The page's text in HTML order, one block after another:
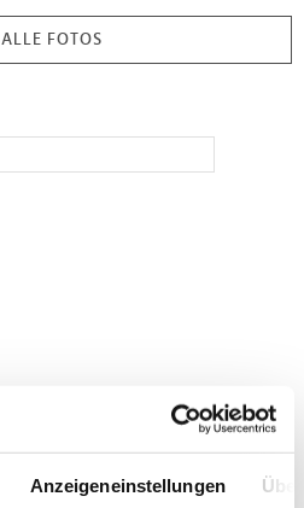
Anzeigeneinstellungen
ALLE FOTOS